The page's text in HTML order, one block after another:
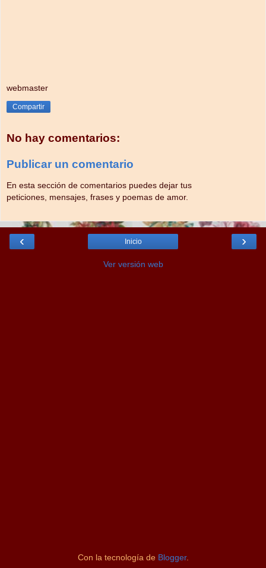
webmaster
Compartir
No hay comentarios:
Publicar un comentario
En esta sección de comentarios puedes dejar tus
peticiones, mensajes, frases y poemas de amor.
‹ ›
Inicio
Ver versión web
Con la tecnología de Blogger.